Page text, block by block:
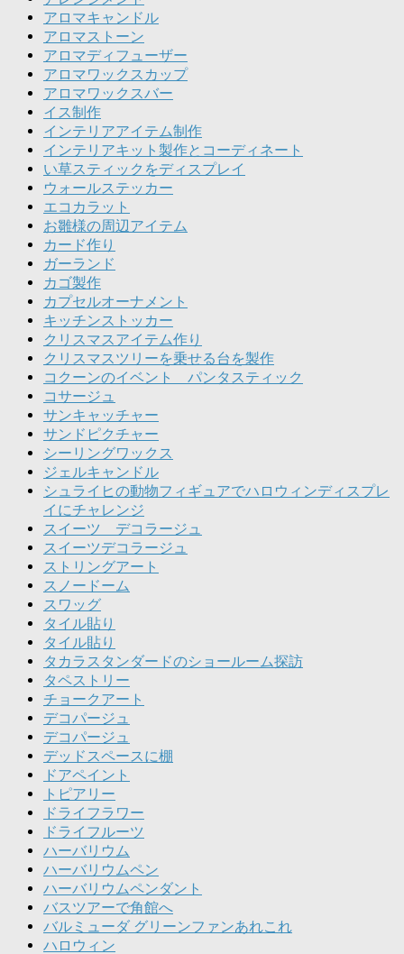
アロマキャンドル
アロマストーン
アロマディフューザー
アロマワックスカップ
アロマワックスバー
イス制作
インテリアアイテム制作
インテリアキット製作とコーディネート
い草スティックをディスプレイ
ウォールステッカー
エコカラット
お雛様の周辺アイテム
カード作り
ガーランド
カゴ製作
カプセルオーナメント
キッチンストッカー
クリスマスアイテム作り
クリスマスツリーを乗せる台を製作
コクーンのイベント パンタスティック
コサージュ
サンキャッチャー
サンドピクチャー
シーリングワックス
ジェルキャンドル
シュライヒの動物フィギュアでハロウィンディスプレ
イにチャレンジ
スイーツ デコラージュ
スイーツデコラージュ
ストリングアート
スノードーム
スワッグ
タイル貼り
タイル貼り
タカラスタンダードのショールーム探訪
タペストリー
チョークアート
デコパージュ
デコパージュ
デッドスペースに棚
ドアペイント
トピアリー
ドライフラワー
ドライフルーツ
ハーバリウム
ハーバリウムペン
ハーバリウムペンダント
バスツアーで角館へ
バルミューダ グリーンファンあれこれ
ハロウィン